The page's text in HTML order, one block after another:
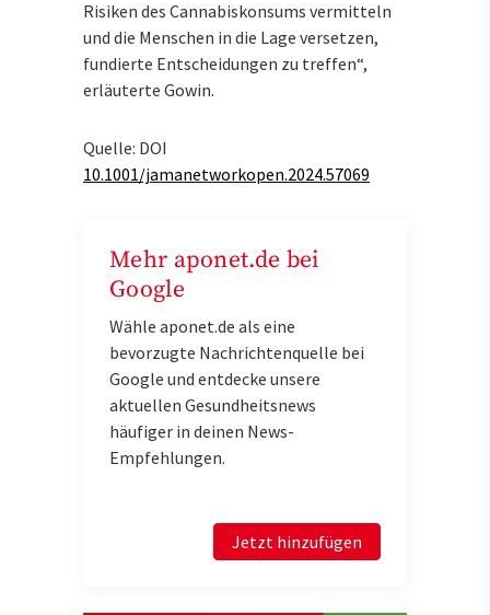
Risiken des Cannabiskonsums vermitteln
und die Menschen in die Lage versetzen,
fundierte Entscheidungen zu treffen“,
erläuterte Gowin.
Quelle: DOI
10.1001/jamanetworkopen.2024.57069
Mehr aponet.de bei
Google
Wähle aponet.de als eine
bevorzugte Nachrichtenquelle bei
Google und entdecke unsere
aktuellen Gesundheitsnews
häufiger in deinen News-
Empfehlungen.
Jetzt hinzufügen